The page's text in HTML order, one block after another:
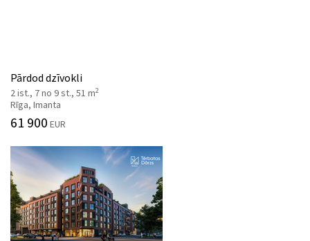
Pārdod dzīvokli
2 ist., 7 no 9 st., 51 m2
Rīga, Imanta
61 900 EUR